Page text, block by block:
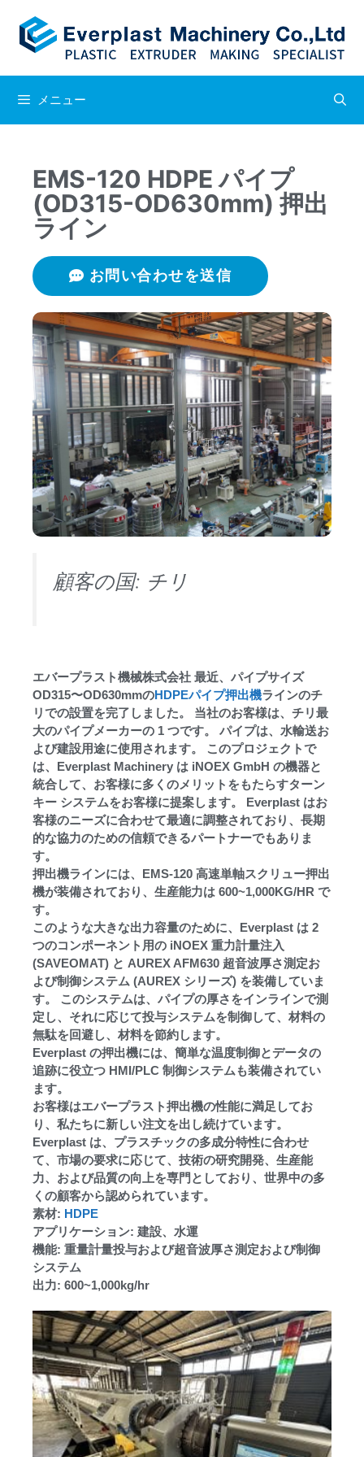
メニュー
EMS-120 HDPE パイプ
(OD315-OD630mm) 押出
ライン
お問い合わせを送信
顧客の国: チリ
エバープラスト機械株式会社 最近、パイプサイズ
OD315〜OD630mmのHDPEパイプ押出機ラインのチ
リでの設置を完了しました。 当社のお客様は、チリ最
大のパイプメーカーの 1 つです。 パイプは、水輸送お
よび建設用途に使用されます。 このプロジェクトで
は、Everplast Machinery は iNOEX GmbH の機器と
統合して、お客様に多くのメリットをもたらすターン
キー システムをお客様に提案します。 Everplast はお
客様のニーズに合わせて最適に調整されており、長期
的な協力のための信頼できるパートナーでもありま
す。
押出機ラインには、EMS-120 高速単軸スクリュー押出
機が装備されており、生産能力は 600~1,000KG/HR で
す。
このような大きな出力容量のために、Everplast は 2
つのコンポーネント用の iNOEX 重力計量注入
(SAVEOMAT) と AUREX AFM630 超音波厚さ測定お
よび制御システム (AUREX シリーズ) を装備していま
す。 このシステムは、パイプの厚さをインラインで測
定し、それに応じて投与システムを制御して、材料の
無駄を回避し、材料を節約します。
Everplast の押出機には、簡単な温度制御とデータの
追跡に役立つ HMI/PLC 制御システムも装備されてい
ます。
お客様はエバープラスト押出機の性能に満足してお
り、私たちに新しい注文を出し続けています。
Everplast は、プラスチックの多成分特性に合わせ
て、市場の要求に応じて、技術の研究開発、生産能
力、および品質の向上を専門としており、世界中の多
くの顧客から認められています。
素材: HDPE
アプリケーション: 建設、水運
機能: 重量計量投与および超音波厚さ測定および制御
システム
出力: 600~1,000kg/hr